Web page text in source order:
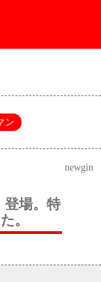
ン
newgin
登場。特
。